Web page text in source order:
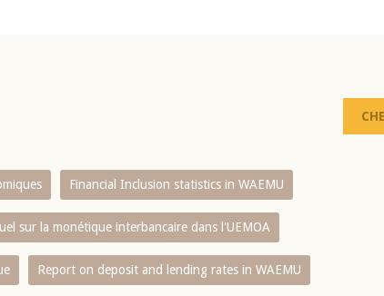
Financial Inclusion statistics in WAEMU
sur la monétique interbancaire dans l'UEMOA
Report on deposit and lending rates in WAEMU